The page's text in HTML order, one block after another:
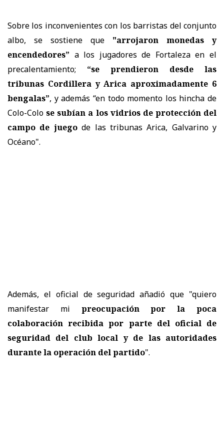
Sobre los inconvenientes con los barristas del conjunto
albo, se sostiene que "arrojaron monedas y
encendedores” a los jugadores de Fortaleza en el
precalentamiento; “se prendieron desde las
tribunas Cordillera y Arica aproximadamente 6
bengalas”, y además “en todo momento los hincha de
Colo-Colo se subían a los vidrios de protección del
campo de juegode las tribunas Arica, Galvarino y
Océano".
Además, el oficial de seguridad añadió que "quiero
manifestar mi preocupación por la poca
colaboración recibida por parte del oficial de
seguridad del club local y de las autoridades
durante la operación del partido".